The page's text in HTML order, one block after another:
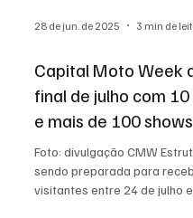
28 de jun. de 2025 3 min de
Capital Moto Week
final de julho com 10
e mais de 100 shows
Foto: divulgação CMW